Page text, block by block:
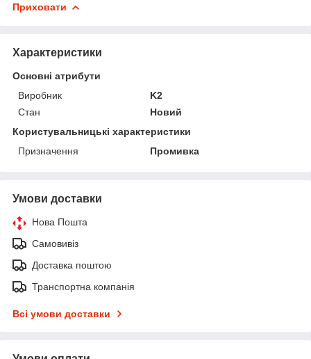
Приховати
Характеристики
Основні атрибути
Виробник
K2
Стан
Новий
Користувальницькі характеристики
Призначення
Промивка
Умови доставки
Нова Пошта
Самовивіз
Доставка поштою
Транспортна компанія
Всі умови доставки